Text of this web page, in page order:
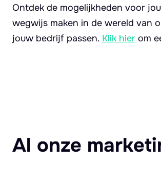
Ontdek de mogelijkheden voor
wegwijs maken in de wereld van
jouw bedrijf passen. Klik hier om
Al onze